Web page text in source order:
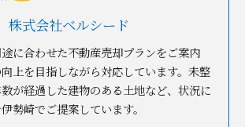
株式会社ベルシード
に合わせた不動産売却プランをご案内
上を目指しながら対応しています。未整
が経過した建物のある土地など、状況に
勢崎でご提案しています。